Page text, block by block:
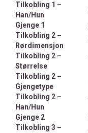
Tilkobling 1 –
Han/Hun
Gjenge 1
Tilkobling 2 –
Rørdimensjon
Tilkobling 2 –
Størrelse
Tilkobling 2 –
Gjengetype
Tilkobling 2 –
Han/Hun
Gjenge 2
Tilkobling 3 –